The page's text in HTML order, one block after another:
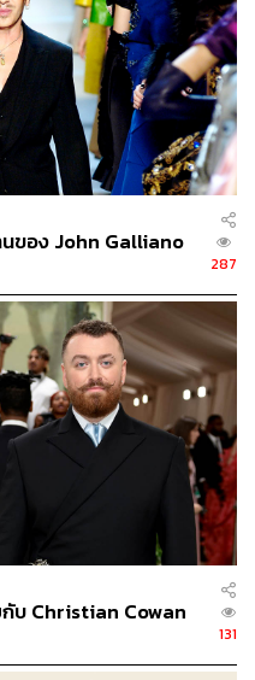
ของ John Galliano
287
บ Christian Cowan
131